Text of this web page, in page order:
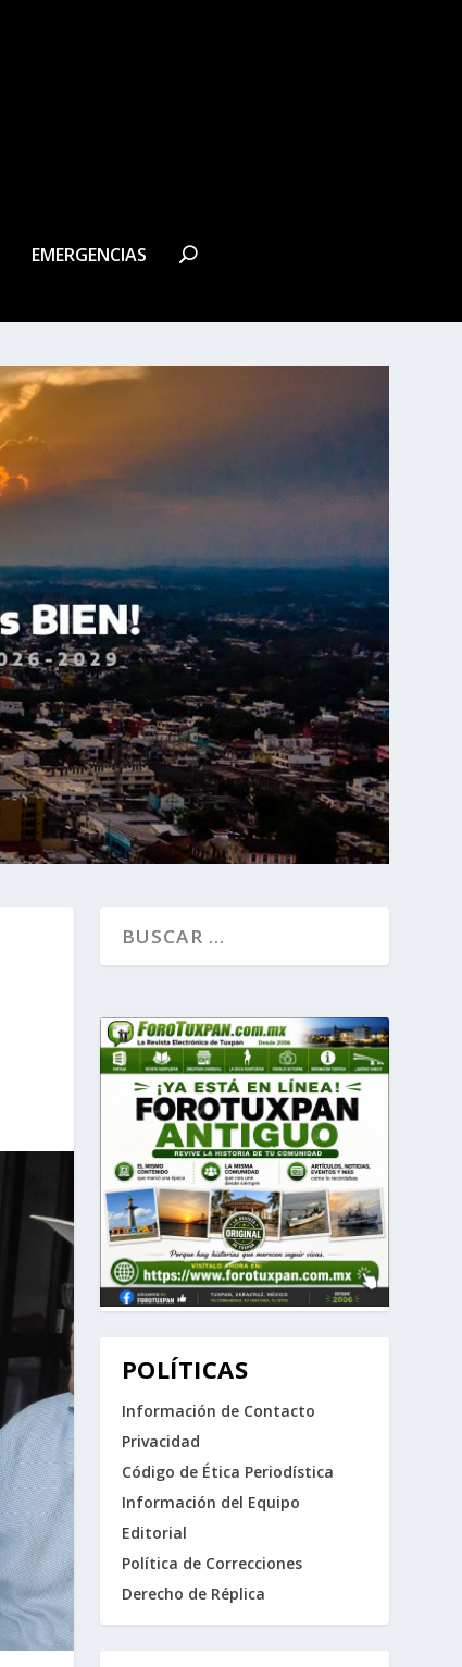
EMERGENCIAS
POLÍTICAS
Información de Contacto
Privacidad
Código de Ética Periodística
Información del Equipo
Editorial
Política de Correcciones
Derecho de Réplica